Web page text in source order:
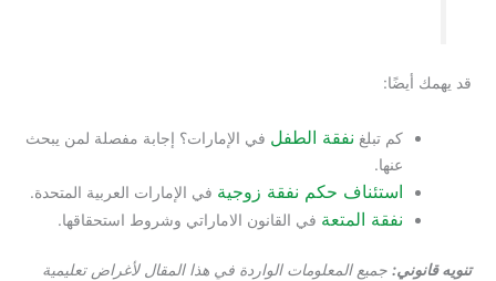
قد يهمك أيضًا:
كم تبلغ نفقة الطفل في الإمارات؟ إجابة مفصلة لمن يبحث
عنها.
استئناف حكم نفقة زوجية في الإمارات العربية المتحدة.
نفقة المتعة في القانون الاماراتي وشروط استحقاقها.
تنويه قانوني:جميع المعلومات الواردة في هذا المقال لأغراض تعليمية